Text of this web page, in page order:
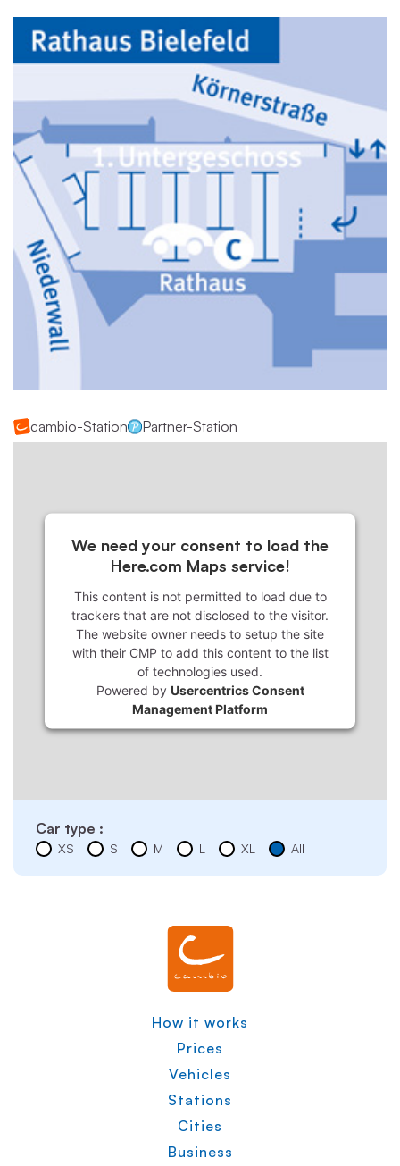
cambio-Station Partner-Station
We need your consent to load the
Here.com Maps service!
This content is not permitted to load due to
trackers that are not disclosed to the visitor.
The website owner needs to setup the site
with their CMP to add this content to the list
of technologies used.
Powered by Usercentrics Consent
Management Platform
Car type :
XS S M L XL All
How it works
Prices
Vehicles
Stations
Cities
Business